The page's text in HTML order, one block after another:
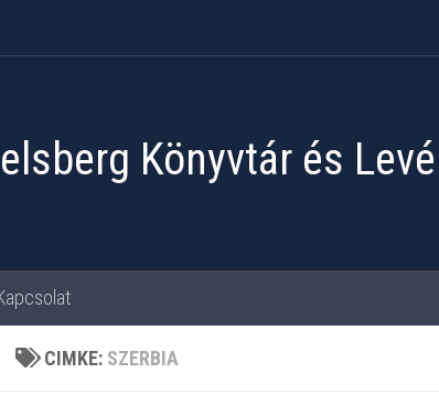
Könyvtár és
CIMKE: SZERBIA